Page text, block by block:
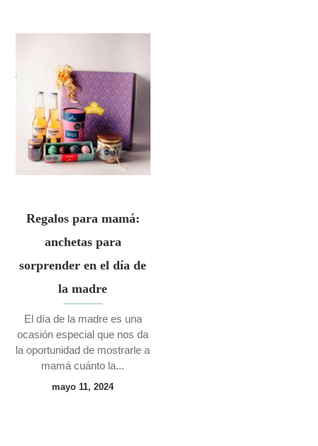
Regalos para mamá:
anchetas para
sorprender en el día de
la madre
El día de la madre es una
ocasión especial que nos da
la oportunidad de mostrarle a
mamá cuánto la...
mayo 11, 2024